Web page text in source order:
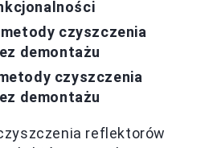
czyszczenia
demontażu
czyszczenia
demontażu
reflektorów